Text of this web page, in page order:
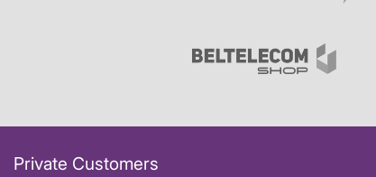
Private Customers